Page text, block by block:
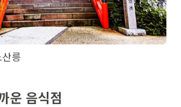
릉
운 음식점